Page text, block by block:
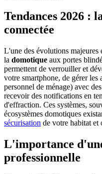
Tendances 2026 :
connectée
L'une des évolutions majeures
la domotique aux portes
permettent de verrouiller et
votre smartphone, de gérer
personnel de ménage) avec
recevoir des notifications en
d'effraction. Ces systèmes,
écosystèmes domotiques
sécurisation de votre habitat
L'importance
professionnelle